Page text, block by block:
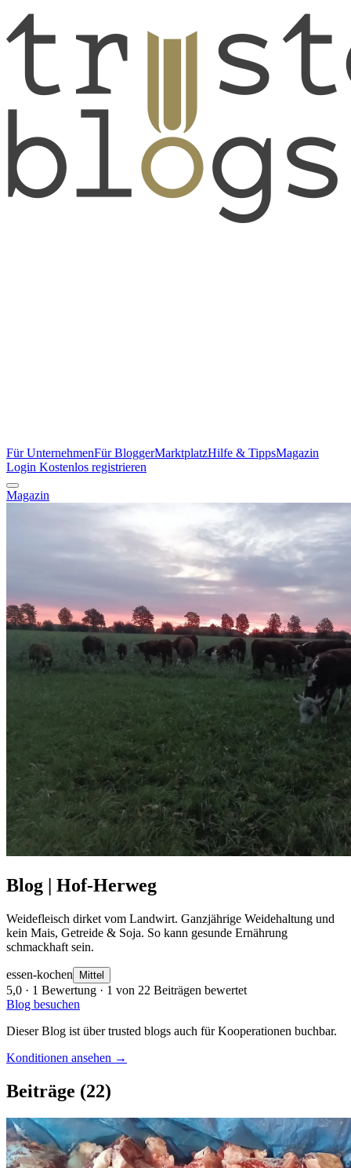
Für UnternehmenFür BloggerMarktplatzHilfe & TippsMagazin
Login Kostenlos registrieren
Magazin
Blog | Hof-Herweg
Weidefleisch dirket vom Landwirt. Ganzjährige Weidehaltung und
kein Mais, Getreide & Soja. So kann gesunde Ernährung
schmackhaft sein.
essen-kochen Mittel
5,0 · 1 Bewertung · 1 von 22 Beiträgen bewertet
Blog besuchen
Dieser Blog ist über trusted blogs auch für Kooperationen buchbar.
Konditionen ansehen →
Beiträge (22)